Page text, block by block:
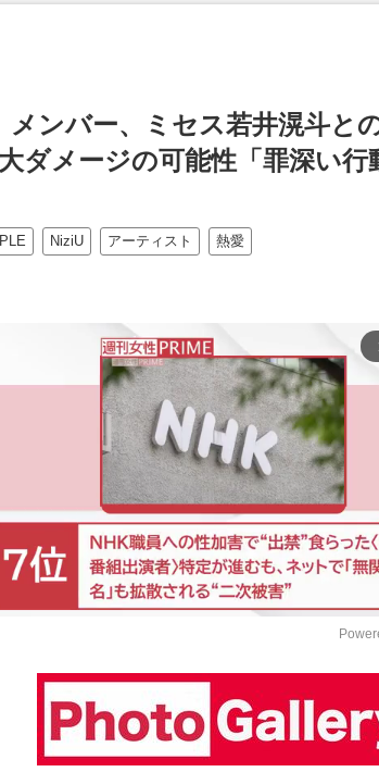
メンバー、ミセス若井滉斗と
ダメージの可能性「罪深い行
NiziU アーティスト 熱愛